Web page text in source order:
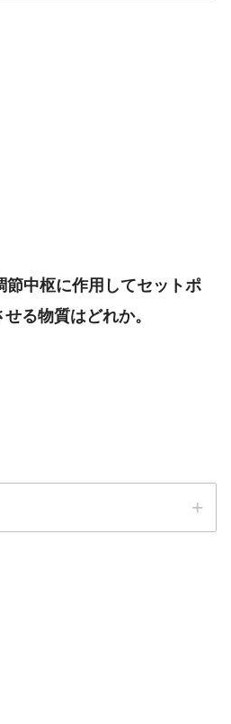
中枢に作用してセットポ
る物質はどれか。